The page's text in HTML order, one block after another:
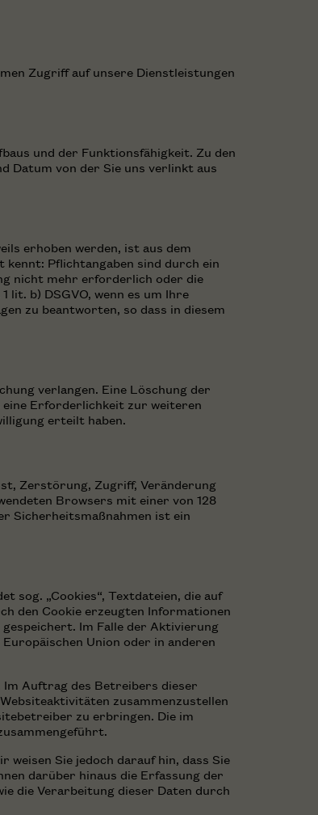
Zugriff auf unsere Dienstleistungen
und der Funktionsfähigkeit. Zu den
Datum von der Sie uns verlinkt aus
erhoben werden, ist aus dem
Pflichtangaben sind durch ein
nicht mehr erforderlich oder die
b) DSGVO, wenn es um Ihre
zu beantworten, so dass in diesem
verlangen. Eine Löschung der
eine Erforderlichkeit zur weiteren
erteilt haben.
Zerstörung, Zugriff, Veränderung
Browsers mit einer von 128
Sicherheitsmaßnahmen ist ein
sog. „Cookies“, Textdateien, die auf
den Cookie erzeugten Informationen
Im Falle der Aktivierung
Union oder in anderen
Im Auftrag des Betreibers dieser
zusammenzustellen
zu erbringen. Die im
Sie jedoch darauf hin, dass Sie
darüber hinaus die Erfassung der
die Verarbeitung dieser Daten durch